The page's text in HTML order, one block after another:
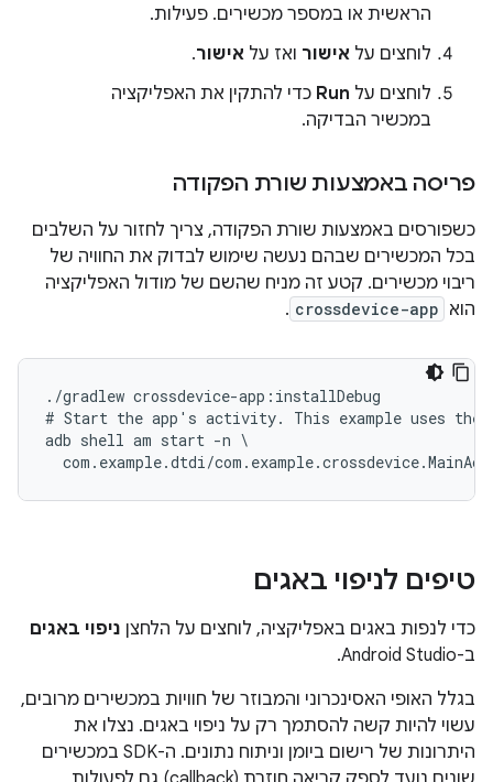
הראשית או במספר מכשירים. פעילות.
לוחצים על אישור ואז על אישור.
לוחצים על Run כדי להתקין את האפליקציה
במכשיר הבדיקה.
פריסה באמצעות שורת הפקודה
כשפורסים באמצעות שורת הפקודה, צריך לחזור על השלבים
בכל המכשירים שבהם נעשה שימוש לבדוק את החוויה של
ריבוי מכשירים. קטע זה מניח שהשם של מודול האפליקציה
הוא crossdevice-app
.
./gradlew crossdevice-app:installDebug
# Start the app's activity. This example uses the
adb shell am start -n \
טיפים לניפוי באגים
כדי לנפות באגים באפליקציה, לוחצים על הלחצן ניפוי באגים
ב-Android Studio.
בגלל האופי האסינכרוני והמבוזר של חוויות במכשירים מרובים,
עשוי להיות קשה להסתמך רק על ניפוי באגים. נצלו את
היתרונות של רישום ביומן וניתוח נתונים. ה-SDK במכשירים